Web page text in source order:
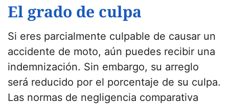
El grado de culpa
Si eres parcialmente culpable de causar un
accidente de moto, aún puedes recibir una
indemnización. Sin embargo, su arreglo
será reducido por el porcentaje de su culpa.
Las normas de negligencia comparativa